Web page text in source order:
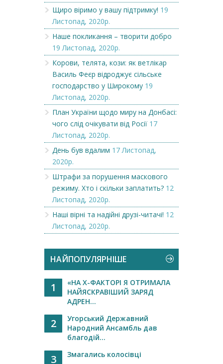
Щиро віримо у вашу підтримку! 19
Листопад, 2020р.
Наше покликання – творити добро
19 Листопад, 2020р.
Корови, телята, кози: як ветлікар
Василь Феєр відроджує сільське
господарство у Широкому 19
Листопад, 2020р.
План України щодо миру на Донбасі:
чого слід очікувати від Росії 17
Листопад, 2020р.
День був вдалим 17 Листопад,
2020р.
Штрафи за порушення маскового
режиму. Хто і скільки заплатить? 12
Листопад, 2020р.
Наші вірні та надійні друзі-читачі! 12
Листопад, 2020р.
НАЙПОПУЛЯРНІШЕ
1
«НА Х-ФАКТОРІ Я ОТРИМАЛА
НАЙЯСКРАВІШИЙ ЗАРЯД
АДРЕН...
2
Угорський Державний
Народний Ансамбль дав
благодій...
3 Змагались колосівці